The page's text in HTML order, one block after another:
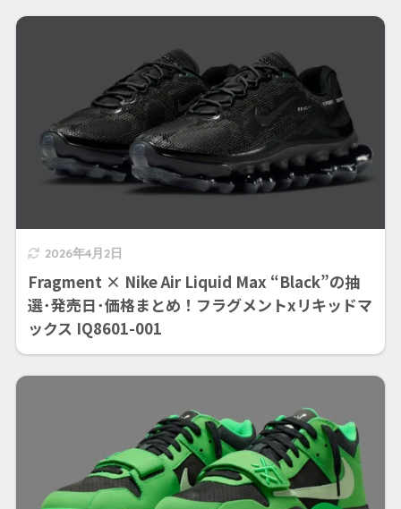
2026年4月2日
Fragment × Nike Air Liquid Max “Black”の抽
選･発売日･価格まとめ！フラグメントxリキッドマ
ックス IQ8601-001